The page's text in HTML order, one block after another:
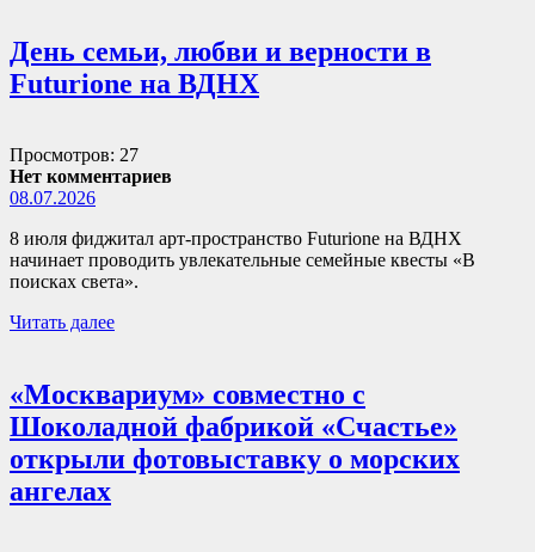
День семьи, любви и верности в
Futurione на ВДНХ
Просмотров: 27
Нет комментариев
08.07.2026
8 июля фиджитал арт-пространство Futurione на ВДНХ
начинает проводить увлекательные семейные квесты «В
поисках света».
Читать далее
«Москвариум» совместно с
Шоколадной фабрикой «Счастье»
открыли фотовыставку о морских
ангелах